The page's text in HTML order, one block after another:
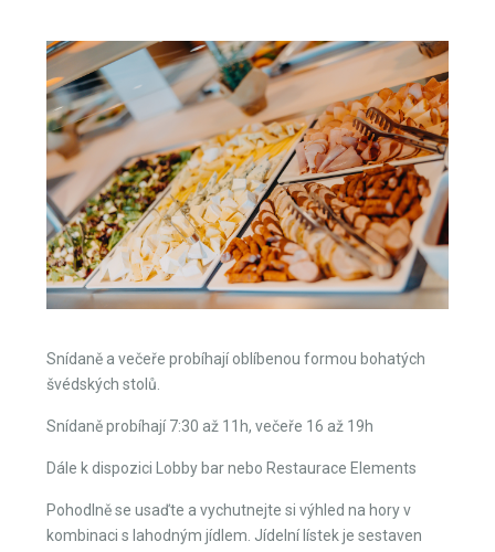
Snídaně a večeře probíhají oblíbenou formou bohatých
švédských stolů.
Snídaně probíhají 7:30 až 11h, večeře 16 až 19h
Dále k dispozici Lobby bar nebo Restaurace Elements
Pohodlně se usaďte a vychutnejte si výhled na hory v
kombinaci s lahodným jídlem. Jídelní lístek je sestaven